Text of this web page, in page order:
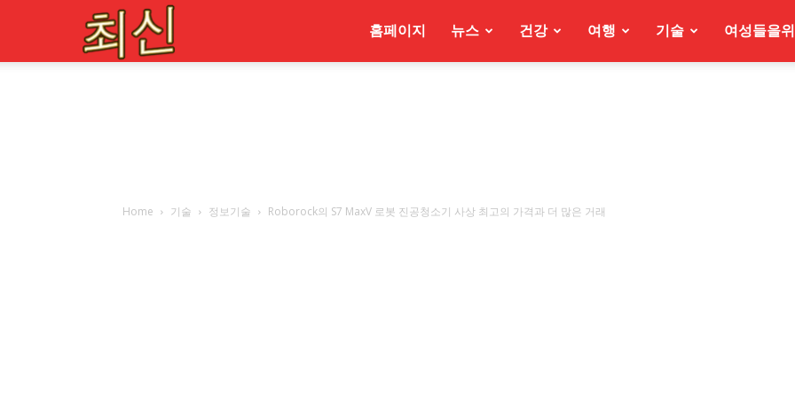
홈페이지 뉴스 건강 여행 기술 여성들을
Home 기술 정보기술 Roborock의 S7 MaxV 로봇 진공청소기 사상 최고의 가격과 더 많은 거래